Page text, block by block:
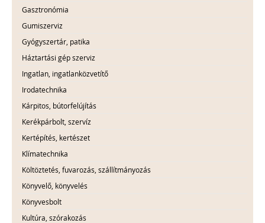
Gasztronómia
Gumiszerviz
Gyógyszertár, patika
Háztartási gép szerviz
Ingatlan, ingatlanközvetítő
Irodatechnika
Kárpitos, bútorfelújítás
Kerékpárbolt, szervíz
Kertépítés, kertészet
Klímatechnika
Költöztetés, fuvarozás, szállítmányozás
Könyvelő, könyvelés
Könyvesbolt
Kultúra, szórakozás